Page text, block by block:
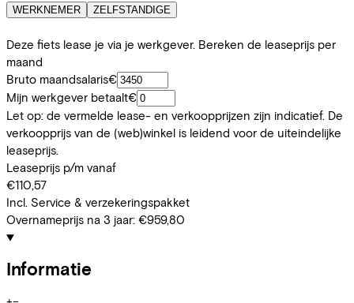
WERKNEMER ZELFSTANDIGE
Deze fiets lease je via je werkgever. Bereken de leaseprijs per
maand
Bruto maandsalaris€
Mijn werkgever betaalt€
Let op: de vermelde lease- en verkoopprijzen zijn indicatief. De
verkoopprijs van de (web)winkel is leidend voor de uiteindelijke
leaseprijs.
Leaseprijs p/m vanaf
€110,57
Incl. Service & verzekeringspakket
Overnameprijs na 3 jaar: €959,80
Informatie